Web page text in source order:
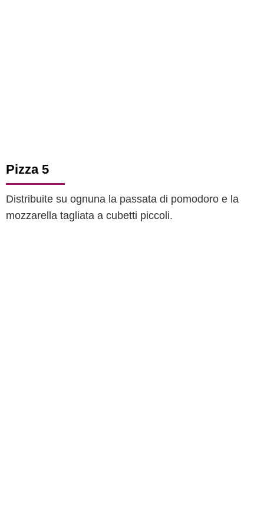
Pizza 5
Distribuite su ognuna la passata di pomodoro e la
mozzarella tagliata a cubetti piccoli.